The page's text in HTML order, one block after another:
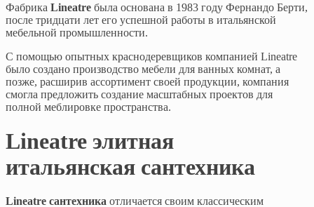
Фабрика Lineatre была основана в 1983 году Фернандо Берти,
после тридцати лет его успешной работы в итальянской
мебельной промышленности.
С помощью опытных краснодеревщиков компанией Lineatre
было создано производство мебели для ванных комнат, а
позже, расширив ассортимент своей продукции, компания
смогла предложить создание масштабных проектов для
полной меблировке пространства.
Lineatre элитная
итальянская сантехника
Lineatre сантехника отличается своим классическим